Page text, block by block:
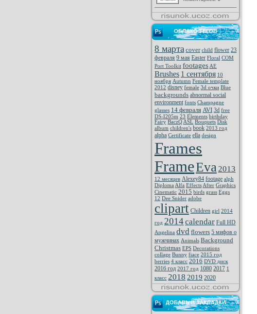
ОБЛАКО ТЕГОВ
8 марта cover child flower 23
февраля 9 мая Easter Floral COM
Port Toolkit footages AE
Brushes 1 сентября 10
ноября Autumn Female template
2012 disney female 3d очки Blue
backgrounds abnormal social
environment fonts Champagne
glasses 14 февраля AVI 3d free
DS-I205m 23 Elements birthday
Fairy BaczQ ASL Bouquets Disk
album children's book 2013 год
alpha Certificate ella design
Frames
FrameEva 2013
12 месяцев Alexey84 footage alph
Diploma Alfa Effects After Graphics
Cinematic 2015 birds grass Eggs
12 Dee Snider adobe
clipart Children girl 2014
год 2014calendar Full HD
Angelina dvd flowers 5 мифов о
мужчинах Animals Background
Christmas EPS Decorations
collage Bunny fiace 2015 год
berries 4 класс 2016 DVD диск
2016 год 2017 год 1080 2017 1
класс 2018 2019 2020
ДОБАВЬ В ЗАКЛАДКИ